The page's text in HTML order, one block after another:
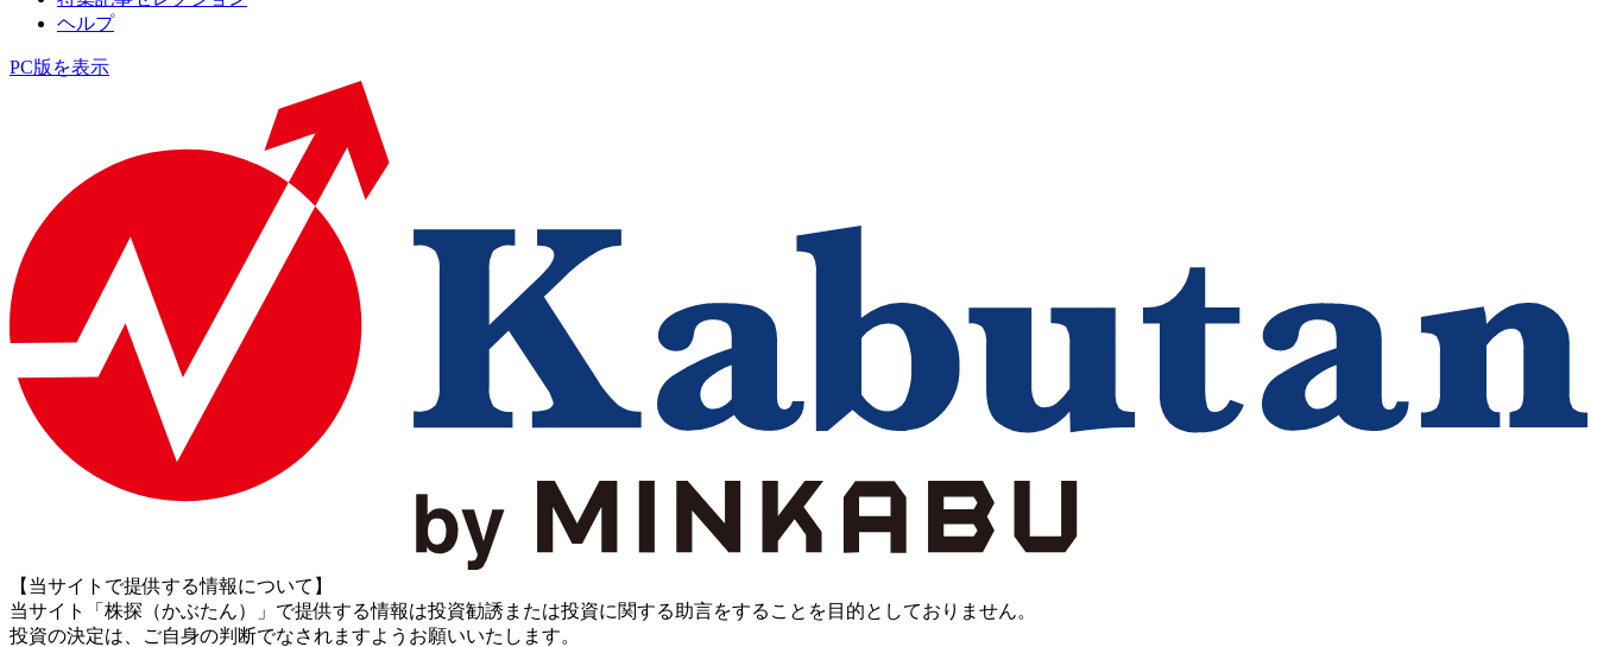
ヘルプ
PC版を表示
【当サイトで提供する情報について】
当サイト「株探（かぶたん）」で提供する情報は投資勧誘または投資に関する助言をすることを目的としておりません。
投資の決定は、ご自身の判断でなされますようお願いいたします。